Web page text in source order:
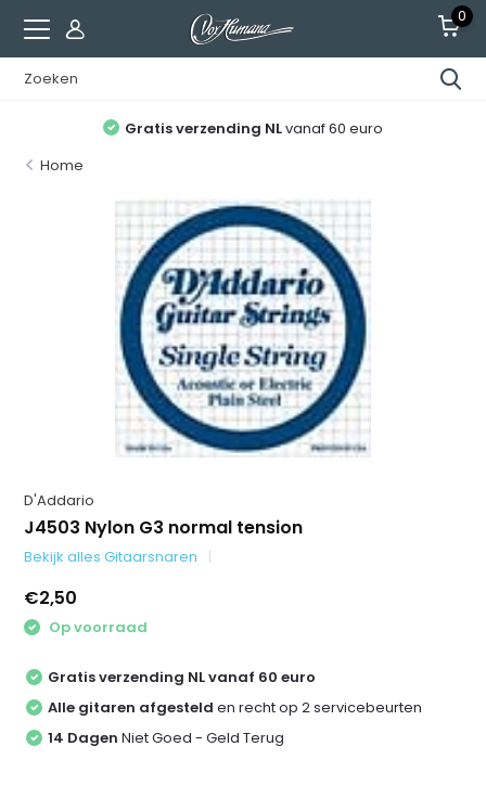
0
Gratis verzending NLvanaf 60 euro
Home
D'Addario
J4503 Nylon G3 normal tension
Bekijk alles Gitaarsnaren
€2,50
Op voorraad
Gratis verzending NL vanaf 60 euro
Alle gitaren afgesteld en recht op 2 servicebeurten
14 Dagen Niet Goed - Geld Terug